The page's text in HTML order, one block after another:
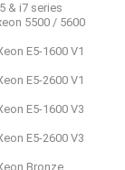
& i7 series
5500 / 5600
E5-1600 V1
E5-2600 V1
E5-1600 V3
E5-2600 V3